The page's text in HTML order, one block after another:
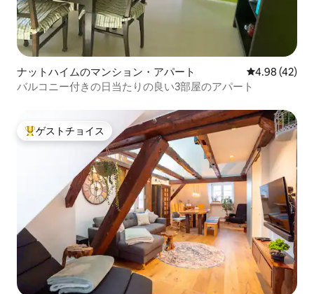
ナットハイムのマンション・アパート レビュー42
4.98 (42)
バルコニー付きの日当たりの良い3部屋のアパート
大好評のゲストチョイスです。
ゲストチョイス